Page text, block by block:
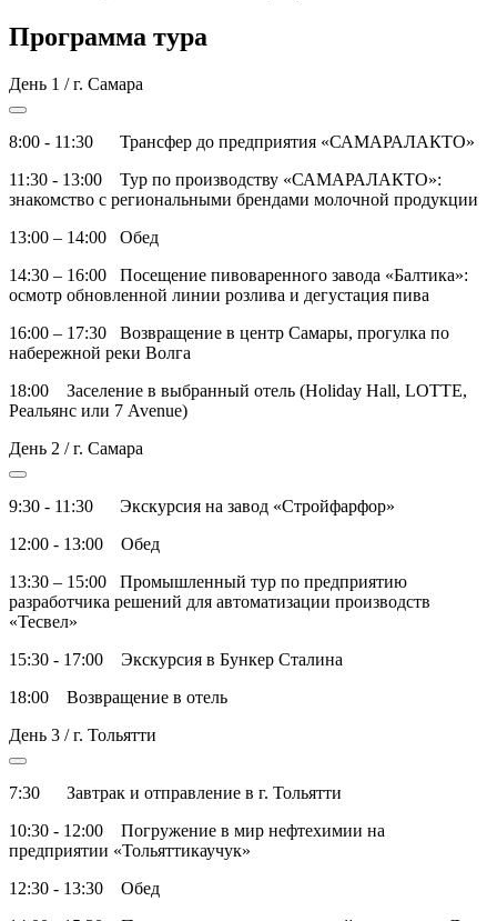
Программа тура
День 1 / г. Самара
8:00 - 11:30 Трансфер до предприятия «САМАРАЛАКТО»
11:30 - 13:00 Тур по производству «САМАРАЛАКТО»:
знакомство с региональными брендами молочной продукции
13:00 – 14:00 Обед
14:30 – 16:00 Посещение пивоваренного завода «Балтика»:
осмотр обновленной линии розлива и дегустация пива
16:00 – 17:30 Возвращение в центр Самары, прогулка по
набережной реки Волга
18:00 Заселение в выбранный отель (Holiday Hall, LOTTE,
Реальянс или 7 Avenue)
День 2 / г. Самара
9:30 - 11:30 Экскурсия на завод «Стройфарфор»
12:00 - 13:00 Обед
13:30 – 15:00 Промышленный тур по предприятию
разработчика решений для автоматизации производств
«Тесвел»
15:30 - 17:00 Экскурсия в Бункер Сталина
18:00 Возвращение в отель
День 3 / г. Тольятти
7:30 Завтрак и отправление в г. Тольятти
10:30 - 12:00 Погружение в мир нефтехимии на
предприятии «Тольяттикаучук»
12:30 - 13:30 Обед